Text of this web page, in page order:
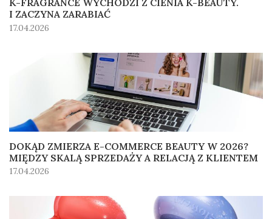
K-FRAGRANCE WYCHODZI Z CIENIA K-BEAUTY.
I ZACZYNA ZARABIAĆ
17.04.2026
DOKĄD ZMIERZA E-COMMERCE BEAUTY W 2026?
MIĘDZY SKALĄ SPRZEDAŻY A RELACJĄ Z KLIENTEM
17.04.2026